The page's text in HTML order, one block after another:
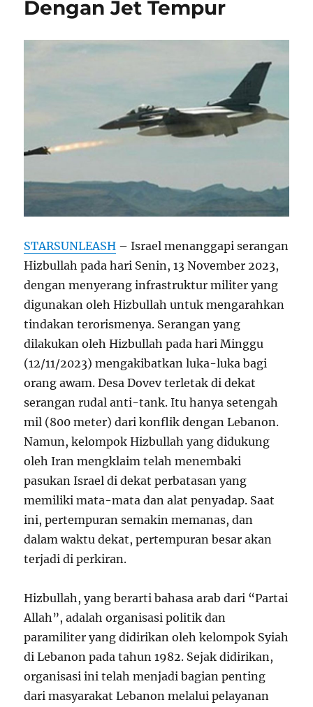
Dengan Jet Tempur
STARSUNLEASH – Israel menanggapi serangan
Hizbullah pada hari Senin, 13 November 2023,
dengan menyerang infrastruktur militer yang
digunakan oleh Hizbullah untuk mengarahkan
tindakan terorismenya. Serangan yang
dilakukan oleh Hizbullah pada hari Minggu
(12/11/2023) mengakibatkan luka-luka bagi
orang awam. Desa Dovev terletak di dekat
serangan rudal anti-tank. Itu hanya setengah
mil (800 meter) dari konflik dengan Lebanon.
Namun, kelompok Hizbullah yang didukung
oleh Iran mengklaim telah menembaki
pasukan Israel di dekat perbatasan yang
memiliki mata-mata dan alat penyadap. Saat
ini, pertempuran semakin memanas, dan
dalam waktu dekat, pertempuran besar akan
terjadi di perkiran.
Hizbullah, yang berarti bahasa arab dari “Partai
Allah”, adalah organisasi politik dan
paramiliter yang didirikan oleh kelompok Syiah
di Lebanon pada tahun 1982. Sejak didirikan,
organisasi ini telah menjadi bagian penting
dari masyarakat Lebanon melalui pelayanan